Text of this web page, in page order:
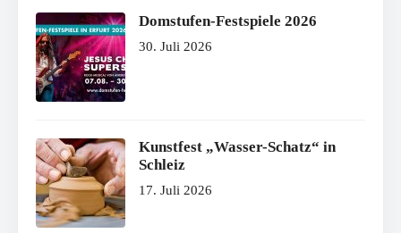
Domstufen-Festspiele 2026
30. Juli 2026
Kunstfest „Wasser-Schatz“ in
Schleiz
17. Juli 2026